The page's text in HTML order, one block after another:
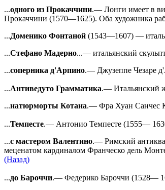
...одного из Прокаччини.— Лонги имеет в
Прокаччини (1570—1625). Оба художника
...Доменико Фонтаной (1543—1607) —
...Стефано Мадерно...— итальянский
...соперника д'Арпино.— Джузеппе Чезаре
...Антиведуто Грамматика.— Итальянский
...натюрморты Котана.— Фра Хуан Санчес
...Темпесте.— Антонио Темпесте (1555—
...с мастером Валентино.— Римский
меценатом кардиналом Франческо дель
(Назад)
...до Бароччи.— Федерико Бароччи (1528—